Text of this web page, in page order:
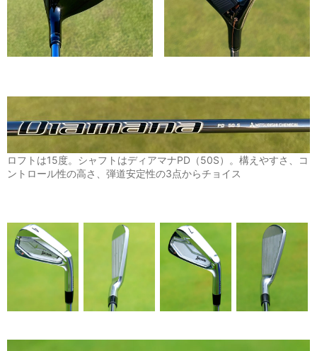
ロフトは15度。シャフトはディアマナPD（50S）。構えやすさ、コ
ントロール性の高さ、弾道安定性の3点からチョイス